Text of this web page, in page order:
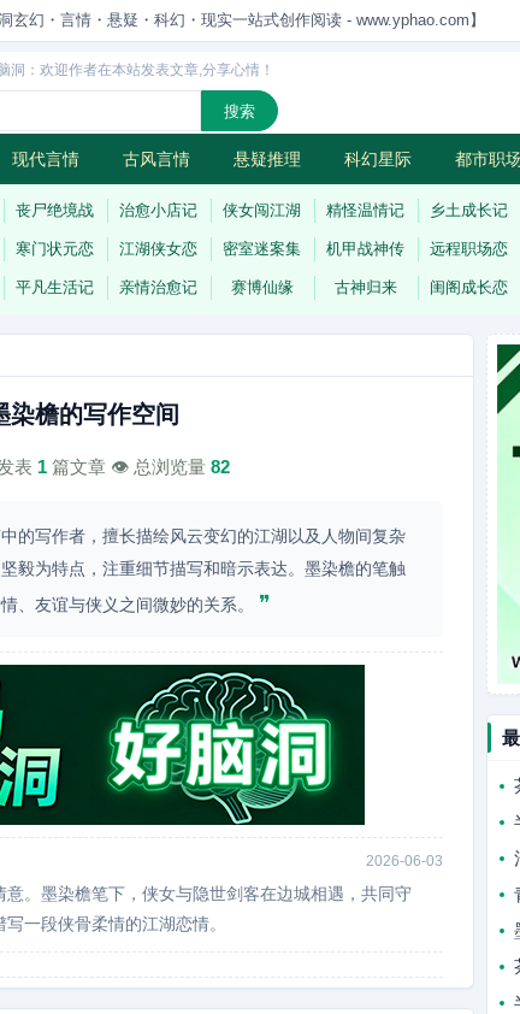
玄幻・言情・悬疑・科幻・现实一站式创作阅读 - www.yphao.com】
洞：欢迎作者在本站发表文章,分享心情！
现代言情 古风言情 悬疑推理 科幻星际 都市职场
连载
丧尸绝境战 治愈小店记 侠女闯江湖 精怪温情记 乡土成长记
寒门状元恋 江湖侠女恋 密室迷案集 机甲战神传 远程职场恋
平凡生活记 亲情治愈记 赛博仙缘 古神归来 闺阁成长恋
染檐的写作空间
表 1篇文章 👁️ 总浏览量 82
的写作者，擅长描绘风云变幻的江湖以及人物间复杂
毅为特点，注重细节描写和暗示表达。墨染檐的笔触
、友谊与侠义之间微妙的关系。
❞
2026-06-03
。墨染檐笔下，侠女与隐世剑客在边城相遇，共同守
一段侠骨柔情的江湖恋情。